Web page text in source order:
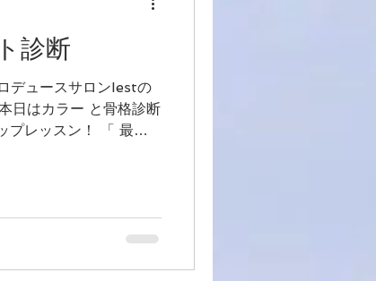
診断
デュースサロンIestの
ー と骨格診断
プレッスン！ 「 最上